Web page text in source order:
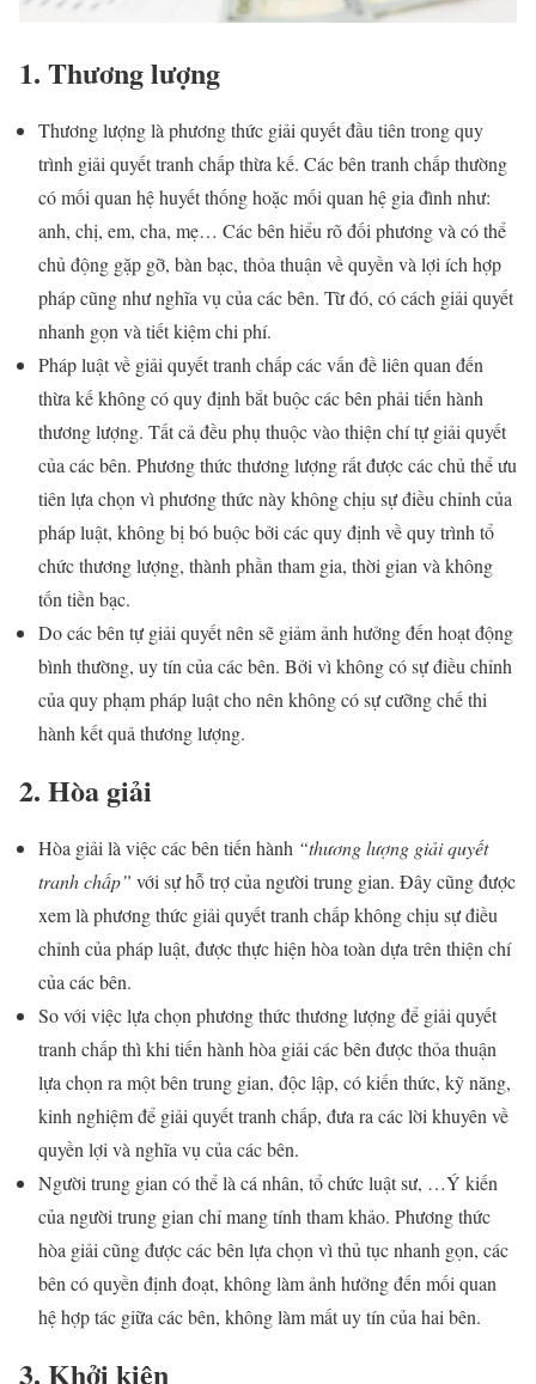
1. Thương lượng
Thương lượng là phương thức giải quyết đầu tiên trong quy
trình giải quyết tranh chấp thừa kế. Các bên tranh chấp thường
có mối quan hệ huyết thống hoặc mối quan hệ gia đình như:
anh, chị, em, cha, mẹ… Các bên hiểu rõ đối phương và có thể
chủ động gặp gỡ, bàn bạc, thỏa thuận về quyền và lợi ích hợp
pháp cũng như nghĩa vụ của các bên. Từ đó, có cách giải quyết
nhanh gọn và tiết kiệm chi phí.
Pháp luật về giải quyết tranh chấp các vấn đề liên quan đến
thừa kế không có quy định bắt buộc các bên phải tiến hành
thương lượng. Tất cả đều phụ thuộc vào thiện chí tự giải quyết
của các bên. Phương thức thương lượng rất được các chủ thể ưu
tiên lựa chọn vì phương thức này không chịu sự điều chỉnh của
pháp luật, không bị bó buộc bởi các quy định về quy trình tổ
chức thương lượng, thành phần tham gia, thời gian và không
tốn tiền bạc.
Do các bên tự giải quyết nên sẽ giảm ảnh hưởng đến hoạt động
bình thường, uy tín của các bên. Bởi vì không có sự điều chỉnh
của quy phạm pháp luật cho nên không có sự cưỡng chế thi
hành kết quả thương lượng.
2. Hòa giải
Hòa giải là việc các bên tiến hành “thương lượng giải quyết
tranh chấp” với sự hỗ trợ của người trung gian. Đây cũng được
xem là phương thức giải quyết tranh chấp không chịu sự điều
chỉnh của pháp luật, được thực hiện hòa toàn dựa trên thiện chí
của các bên.
So với việc lựa chọn phương thức thương lượng để giải quyết
tranh chấp thì khi tiến hành hòa giải các bên được thỏa thuận
lựa chọn ra một bên trung gian, độc lập, có kiến thức, kỹ năng,
kinh nghiệm để giải quyết tranh chấp, đưa ra các lời khuyên về
quyền lợi và nghĩa vụ của các bên.
Người trung gian có thể là cá nhân, tổ chức luật sư, …Ý kiến
của người trung gian chỉ mang tính tham khảo. Phương thức
hòa giải cũng được các bên lựa chọn vì thủ tục nhanh gọn, các
bên có quyền định đoạt, không làm ảnh hưởng đến mối quan
hệ hợp tác giữa các bên, không làm mất uy tín của hai bên.
3. Khởi kiện